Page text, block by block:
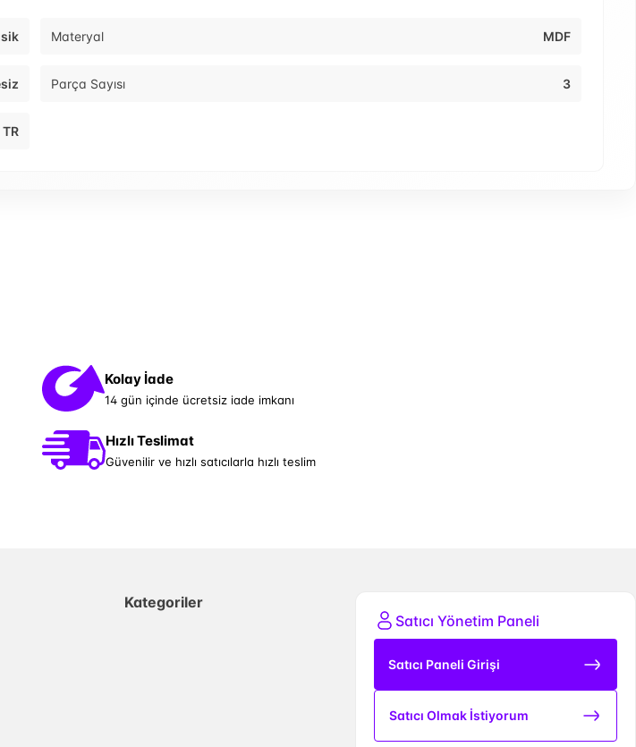
Materyal MDF
Parça Sayısı 3
TR
Kolay İade
14 gün içinde ücretsiz iade imkanı
Hızlı Teslimat
Güvenilir ve hızlı satıcılarla hızlı teslim
Kategoriler
Satıcı Yönetim Paneli
Satıcı Paneli Girişi
Satıcı Olmak İstiyorum